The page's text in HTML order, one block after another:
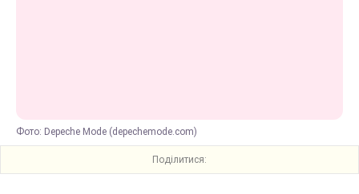
Фото: Depeche Mode (depechemode.com)
Поділитися: